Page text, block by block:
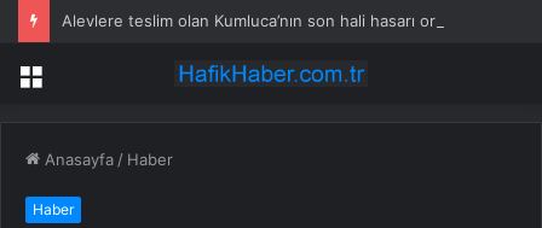
Menü
Anasayfa / Haber
Haber